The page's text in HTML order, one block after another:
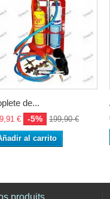
de...
€ -5% 199,90 €
al carrito
produits